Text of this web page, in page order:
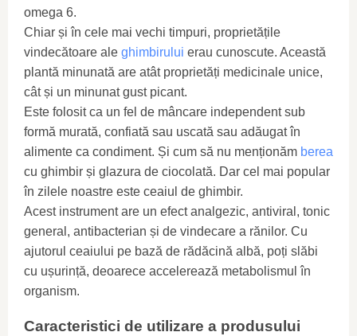
omega 6.
Chiar și în cele mai vechi timpuri, proprietățile
vindecătoare ale ghimbirului erau cunoscute. Această
plantă minunată are atât proprietăți medicinale unice,
cât și un minunat gust picant.
Este folosit ca un fel de mâncare independent sub
formă murată, confiată sau uscată sau adăugat în
alimente ca condiment. Și cum să nu menționăm berea
cu ghimbir și glazura de ciocolată. Dar cel mai popular
în zilele noastre este ceaiul de ghimbir.
Acest instrument are un efect analgezic, antiviral, tonic
general, antibacterian și de vindecare a rănilor. Cu
ajutorul ceaiului pe bază de rădăcină albă, poți slăbi
cu ușurință, deoarece accelerează metabolismul în
organism.
Caracteristici de utilizare a produsului